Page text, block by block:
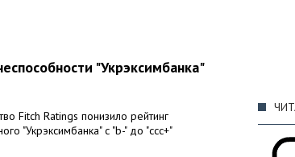
09:58
"Укрэксимбанка"
Fitch Ratings понизило рейтинг
"Укрэксимбанка" с "b-" до "ссс+"